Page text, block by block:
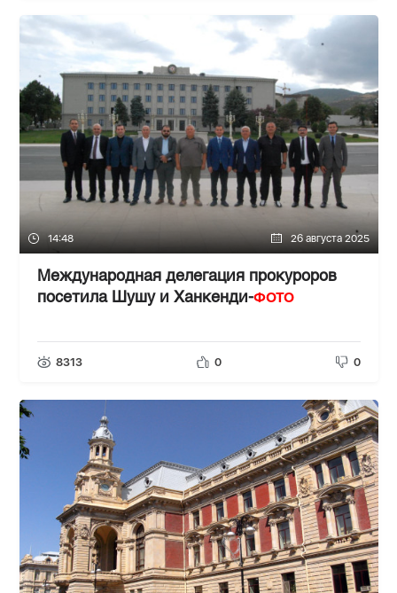
14:48 26 августа 2025
Международная делегация прокуроров
посетила Шушу и Ханкенди-ФОТО
8313 0 0